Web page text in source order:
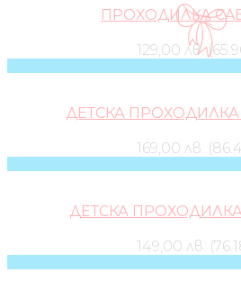
ПРОХОДИЛКА
129,00 лв.
ДЕТСКА ПРОХОДИЛКА
169,00 лв.
ДЕТСКА ПРОХОДИЛКА
149,00 лв.